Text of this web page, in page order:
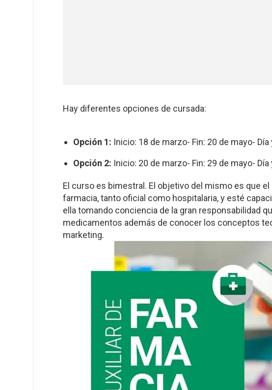
Hay diferentes opciones de cursada:
Opción 1: Inicio: 18 de marzo- Fin: 20 de mayo-
Opción 2: Inicio: 20 de marzo- Fin: 29 de mayo-
El curso es bimestral. El objetivo del mismo es que
farmacia, tanto oficial como hospitalaria, y esté
ella tomando conciencia de la gran responsabilidad
medicamentos además de conocer los conceptos
marketing.